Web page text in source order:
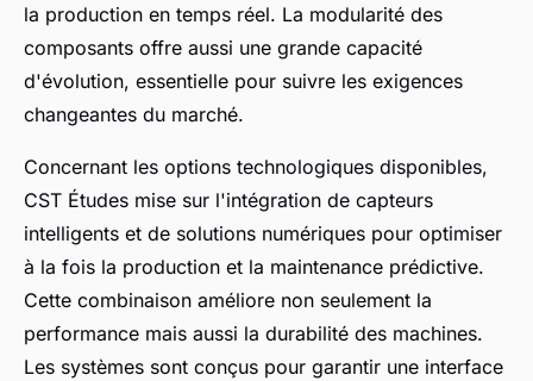
la production en temps réel. La modularité des
composants offre aussi une grande capacité
d'évolution, essentielle pour suivre les exigences
changeantes du marché.
Concernant les options technologiques disponibles,
CST Études mise sur l'intégration de capteurs
intelligents et de solutions numériques pour optimiser
à la fois la production et la maintenance prédictive.
Cette combinaison améliore non seulement la
performance mais aussi la durabilité des machines.
Les systèmes sont conçus pour garantir une interface